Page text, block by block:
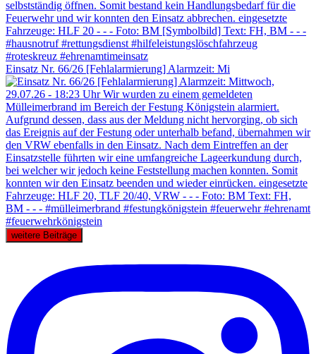
Einsatz Nr. 66/26 [Fehlalarmierung] Alarmzeit: Mi
weitere Beiträge